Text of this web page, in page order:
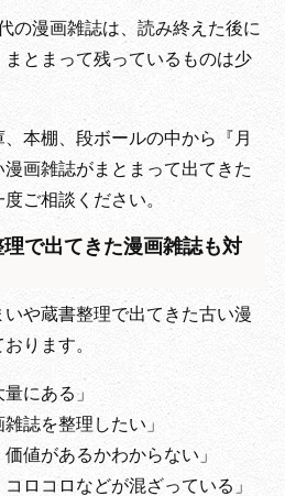
の漫画雑誌は、読み終えた後に
とまって残っているものは少
本棚、段ボールの中から『月
画雑誌がまとまって出てきた
ご相談ください。
で出てきた漫画雑誌も対
や蔵書整理で出てきた古い漫
ります。
にある」
誌を整理したい」
値があるかわからない」
ロコロなどが混ざっている」